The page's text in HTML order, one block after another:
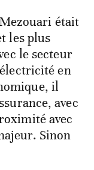
était
les plus
le secteur
en
il
avec
avec
Sinon